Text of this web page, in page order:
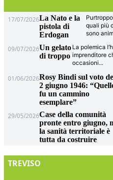
17/07/2026La Nato e la
pistola di
Erdogan
quali più
sono
09/07/2026Un gelato
di troppo
La polemica
imprenditore
occasioni...
01/06/2026Rosy Bindi sul voto
2 giugno 1946:
fu un cammino
esemplare”
29/05/2026Case della comunità
pronte entro giugno,
la sanità territoriale è
tutta da costruire
TREVISO